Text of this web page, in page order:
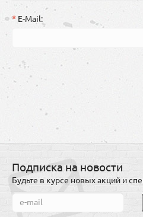
E-Mail:
Подписка на новости
Будьте в курсе новых акций и